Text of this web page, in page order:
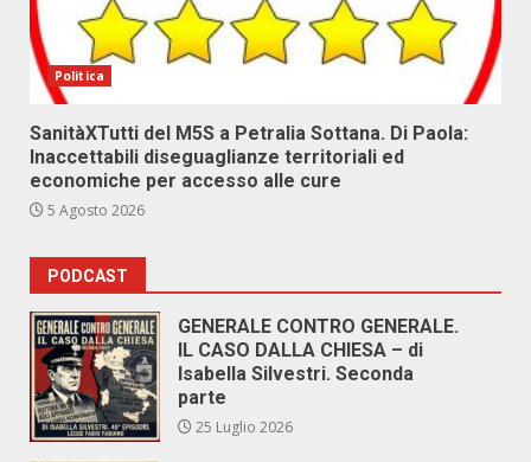
Politica
SanitàXTutti del M5S a Petralia Sottana. Di Paola:
Inaccettabili diseguaglianze territoriali ed
economiche per accesso alle cure
5 Agosto 2026
PODCAST
GENERALE CONTRO GENERALE.
IL CASO DALLA CHIESA – di
Isabella Silvestri. Seconda
parte
25 Luglio 2026